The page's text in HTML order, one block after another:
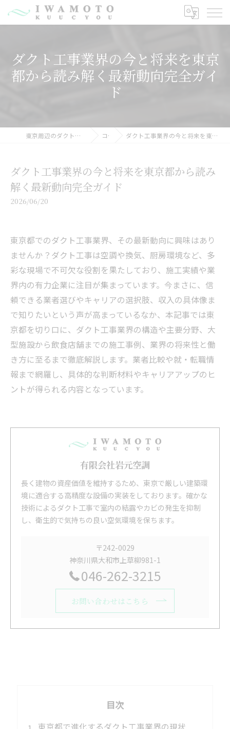
ダクト工事業界の今と将来を東京
都から読み解く最新動向完全ガイ
ド
東京周辺のダクト工事なら有限会社岩元空調 コラム ダクト工事業界の今と将来を東京都から読み解く最新動向完全ガイド
ダクト工事業界の今と将来を東京都から読み
解く最新動向完全ガイド
2026/06/20
東京都でのダクト工事業界、その最新動向に興味はあり
ませんか？ダクト工事は空調や換気、厨房環境など、多
彩な現場で不可欠な役割を果たしており、施工実績や業
界内の有力企業に注目が集まっています。今まさに、信
頼できる業者選びやキャリアの選択肢、収入の具体像ま
で知りたいという声が高まっているなか、本記事では東
京都を切り口に、ダクト工事業界の構造や主要分野、大
型施設から飲食店舗までの施工事例、業界の将来性と働
き方に至るまで徹底解説します。業者比較や就・転職情
報まで網羅し、具体的な判断材料やキャリアアップのヒ
ントが得られる内容となっています。
有限会社岩元空調
長く建物の資産価値を維持するため、東京で厳しい建築環
境に適合する高精度な設備の実装をしております。確かな
技術によるダクト工事で室内の結露やカビの発生を抑制
し、衛生的で気持ちの良い空気環境を保ちます。
〒242-0029
神奈川県大和市上草柳981-1
046-262-3215
お問い合わせはこちら
目次